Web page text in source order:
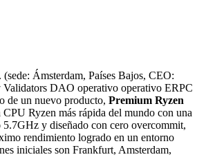
Ámsterdam, Países Bajos, CEO:
DAO operativo operativo ERPC
de un nuevo producto, Premium Ryzen
Ryzen más rápida del mundo con una
y diseñado con cero overcommit,
rendimiento logrado en un entorno
iniciales son Frankfurt, Amsterdam,